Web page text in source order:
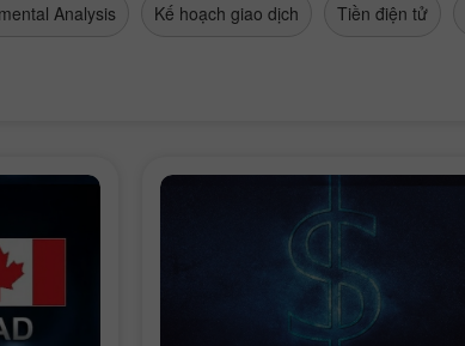
Analysis Kế hoạch giao dịch Tiền điện tử